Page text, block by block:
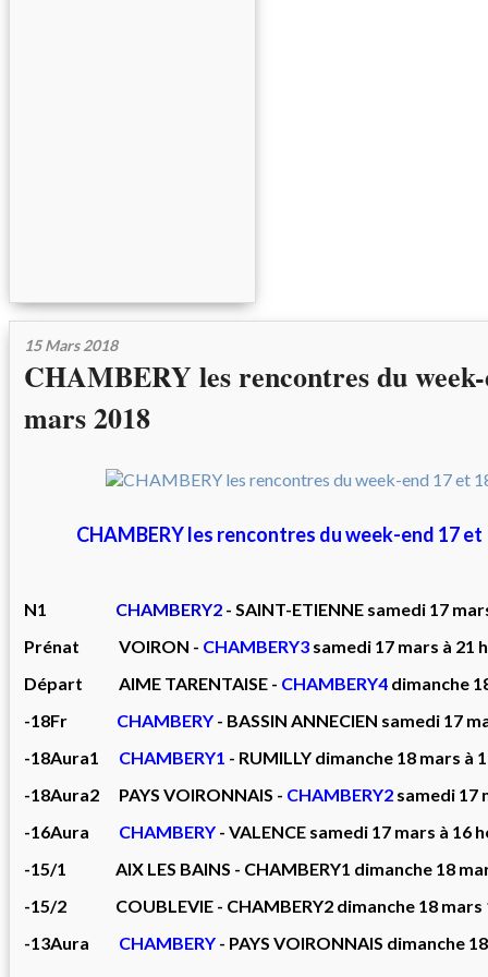
15 Mars 2018
CHAMBERY les rencontres du
mars 2018
CHAMBERY les rencontres du week-end 17 et
N1 CHAMBERY2 - SAINT-ETIENNE samedi 17
Prénat VOIRON - CHAMBERY3 samedi 17 mars à 21
Départ AIME TARENTAISE - CHAMBERY4 dimanche
-18Fr
CHAMBERY - BASSIN ANNECIEN samedi 17
-18Aura1
CHAMBERY1 - RUMILLY dimanche 18 mars à
-18Aura2 PAYS VOIRONNAIS - CHAMBERY2 samedi 17
-16Aura CHAMBERY - VALENCE samedi 17 mars à 16
-15/1 AIX LES BAINS - CHAMBERY1 dimanche 18
-15/2 COUBLEVIE - CHAMBERY2 dimanche 18 mars
-13Aura CHAMBERY - PAYS VOIRONNAIS dimanche